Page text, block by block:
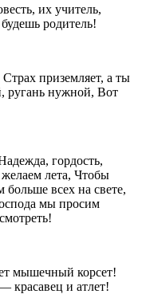
их учитель,
родитель!
приземляет, а ты
ругань нужной, Вот
гордость,
лета, Чтобы
всех на свете,
мы просим
мышечный корсет!
красавец и атлет!